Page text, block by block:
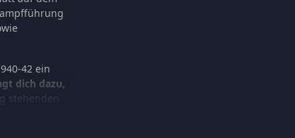
42 ein
dich dazu,
stehenden
und